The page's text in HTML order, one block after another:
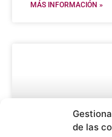
de las
MÁS INFORMACIÓN »